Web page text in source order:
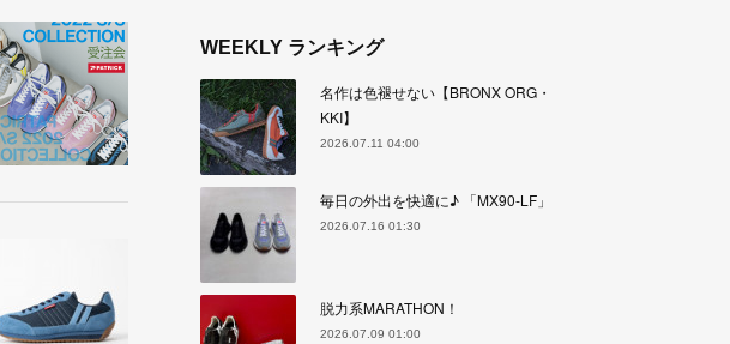
WEEKLY ランキング
名作は色褪せない【BRONX ORG・
KKI】
2026.07.11 04:00
毎日の外出を快適に♪ 「MX90-LF」
2026.07.16 01:30
脱力系MARATHON！
2026.07.09 01:00